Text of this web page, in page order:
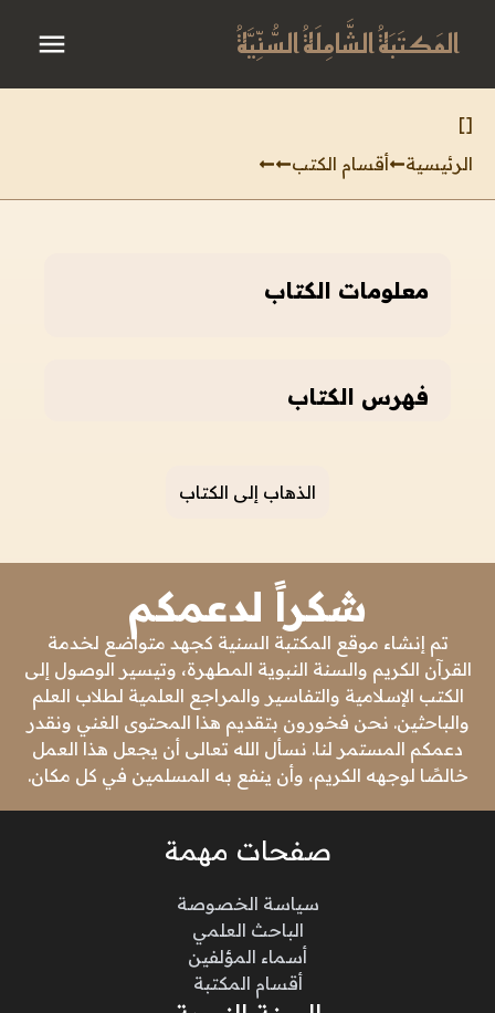
المَكتَبَةُ الشَّامِلَةُ السُّنِّيَّةُ
[
]
الرئيسية
أقسام الكتب
معلومات الكتاب
فهرس الكتاب
الذهاب إلى الكتاب
شكراً لدعمكم
تم إنشاء موقع المكتبة السنية كجهد متواضع لخدمة
القرآن الكريم والسنة النبوية المطهرة، وتيسير الوصول إلى
الكتب الإسلامية والتفاسير والمراجع العلمية لطلاب العلم
والباحثين. نحن فخورون بتقديم هذا المحتوى الغني ونقدر
دعمكم المستمر لنا. نسأل الله تعالى أن يجعل هذا العمل
خالصًا لوجهه الكريم، وأن ينفع به المسلمين في كل مكان.
صفحات مهمة
سياسة الخصوصة
الباحث العلمي
أسماء المؤلفين
أقسام المكتبة